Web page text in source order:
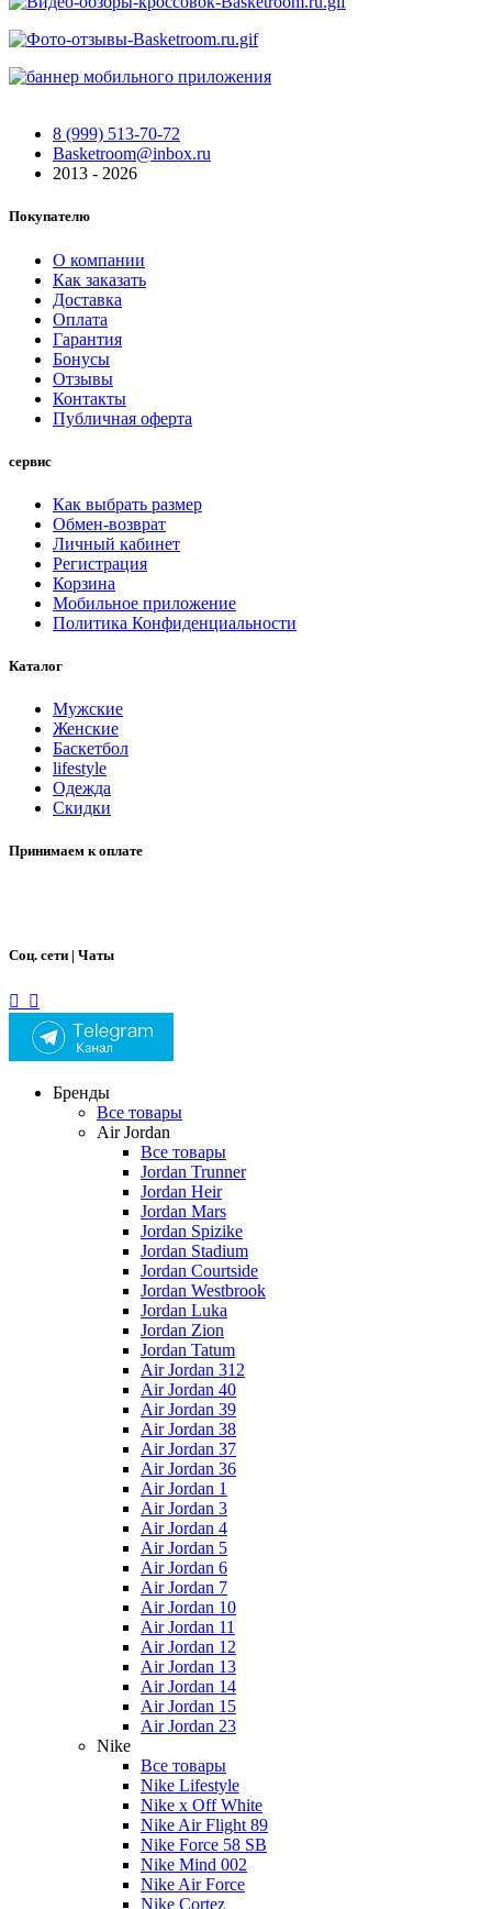
8 (999) 513-70-72
Basketroom@inbox.ru
2013 - 2026
Покупателю
О компании
Как заказать
Доставка
Оплата
Гарантия
Бонусы
Отзывы
Контакты
Публичная оферта
сервис
Как выбрать размер
Обмен-возврат
Личный кабинет
Регистрация
Корзина
Мобильное приложение
Политика Конфиденциальности
Каталог
Мужские
Женские
Баскетбол
lifestyle
Одежда
Скидки
Принимаем к оплате
Соц. сети | Чаты
Бренды
Все товары
Air Jordan
Все товары
Jordan Trunner
Jordan Heir
Jordan Mars
Jordan Spizike
Jordan Stadium
Jordan Courtside
Jordan Westbrook
Jordan Luka
Jordan Zion
Jordan Tatum
Air Jordan 312
Air Jordan 40
Air Jordan 39
Air Jordan 38
Air Jordan 37
Air Jordan 36
Air Jordan 1
Air Jordan 3
Air Jordan 4
Air Jordan 5
Air Jordan 6
Air Jordan 7
Air Jordan 10
Air Jordan 11
Air Jordan 12
Air Jordan 13
Air Jordan 14
Air Jordan 15
Air Jordan 23
Nike
Все товары
Nike Lifestyle
Nike x Off White
Nike Air Flight 89
Nike Force 58 SB
Nike Mind 002
Nike Air Force
Nike Cortez